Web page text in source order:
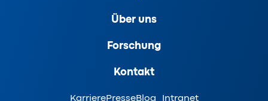
Über uns
Forschung
Kontakt
KarrierePresseBlog Intranet